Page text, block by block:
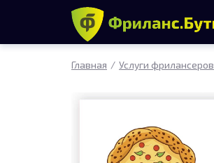
Главная Услуги фрилансеров